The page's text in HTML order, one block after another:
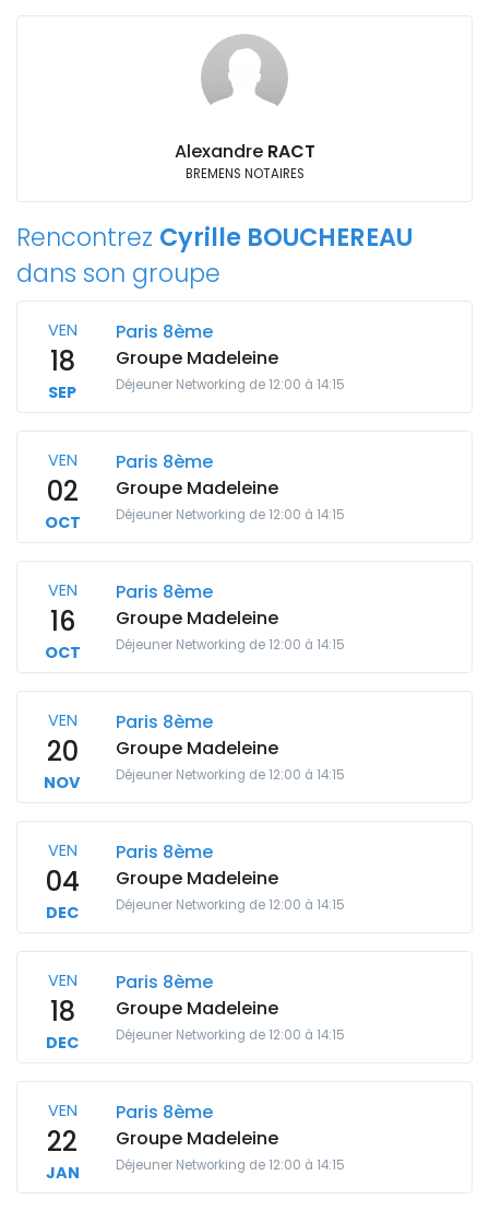
Alexandre RACT
BREMENS NOTAIRES
Rencontrez Cyrille BOUCHEREAU
dans son groupe
VEN
18
SEP
Paris 8ème
Groupe Madeleine
Déjeuner Networking de 12:00 à 14:15
VEN
02
OCT
Paris 8ème
Groupe Madeleine
Déjeuner Networking de 12:00 à 14:15
VEN
16
OCT
Paris 8ème
Groupe Madeleine
Déjeuner Networking de 12:00 à 14:15
VEN
20
NOV
Paris 8ème
Groupe Madeleine
Déjeuner Networking de 12:00 à 14:15
VEN
04
DEC
Paris 8ème
Groupe Madeleine
Déjeuner Networking de 12:00 à 14:15
VEN
18
DEC
Paris 8ème
Groupe Madeleine
Déjeuner Networking de 12:00 à 14:15
VEN
22
JAN
Paris 8ème
Groupe Madeleine
Déjeuner Networking de 12:00 à 14:15